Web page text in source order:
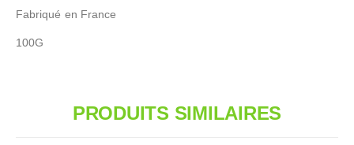
Fabriqué en France
100G
PRODUITS SIMILAIRES